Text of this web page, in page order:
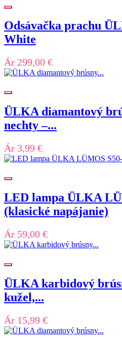
Odsávačka prachu
White
Ár 299,00 €
ÜLKA diamantový
nechty –...
Ár 3,99 €
LED lampa ÜLKA
(klasické napájanie)
Ár 59,00 €
ÜLKA karbidový
kužel,...
Ár 15,99 €